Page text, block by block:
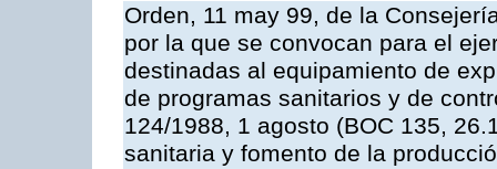
Orden, 11 may 99, de la
por la que se convocan para el
destinadas al equipamiento de
de programas sanitarios y de
124/1988, 1 agosto (BOC 135,
sanitaria y fomento de la